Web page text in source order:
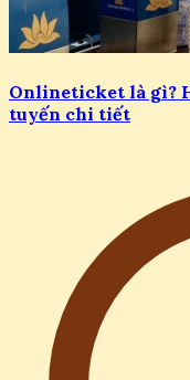
Onlineticket là gì?
tuyến chi tiết